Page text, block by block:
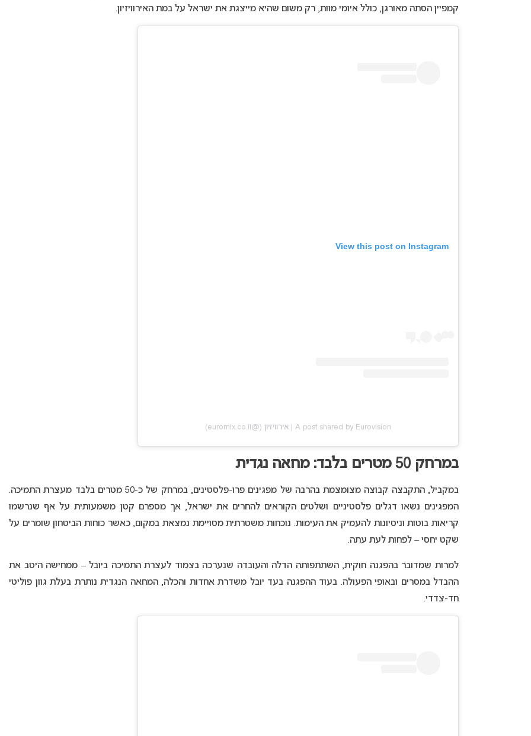
קמפיין הסתה מאורגן, כולל איומי מוות, רק משום שהיא מייצגת את ישראל על במת האירוויזיון.
View this post on Instagram
A post shared by Eurovision | אירוויזיון (@euromix.co.il)
במרחק 50 מטרים בלבד: מחאה נגדית
במקביל, התקבצה קבוצה מצומצמת בהרבה של מפגינים פרו-פלסטינים, במרחק של כ-50 מטרים בלבד מעצרת התמיכה.
המפגינים נשאו דגלים פלסטיניים ושלטים הקוראים להחרים את ישראל, אך מספרם קטן משמעותית על אף שנרשמו
קריאות בוטות וניסיונות להעמיק את העימות. נוכחות משטרתית מסויימת נמצאת במקום, כאשר כוחות הביטחון שומרים על
שקט יחסי – לפחות לעת עתה.
למרות שמדובר בהפגנה חוקית, השתתפותה הדלה והעובדה שנערכה בצמוד לעצרת התמיכה ביובל – ממחישה היטב את
ההבדל במסרים ובאופי הפעולה. בעוד ההפגנה בעד יובל משדרת אחדות והכלה, המחאה הנגדית נותרת בעלת גוון פוליטי
חד-צדדי.